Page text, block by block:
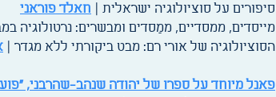
סיפורים על סוציולוגיה ישראלית | חאלד פוראני
מייסדים, ממסדיים, ממַסדים ומבשרים: נרטולוגיה
הסוציולוגיה של אורי רם: מבט ביקורתי ללא מגדר |
פאנל מיוחד על ספרו של יהודה שנהב-שהרבני,